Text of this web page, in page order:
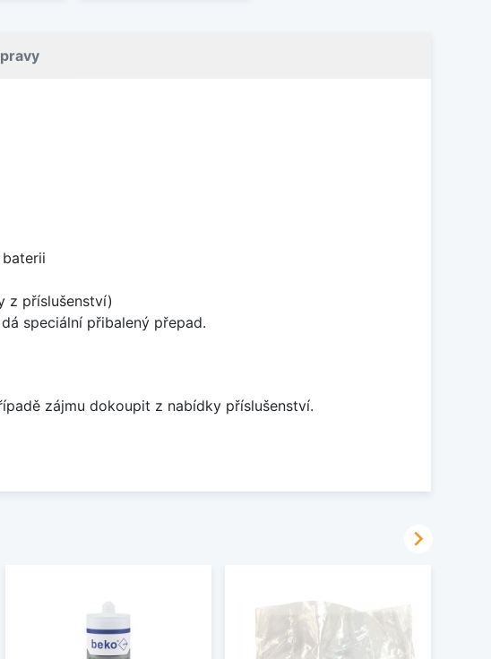
z příslušenství)
speciální přibalený přepad.
zájmu dokoupit z nabídky příslušenství.
